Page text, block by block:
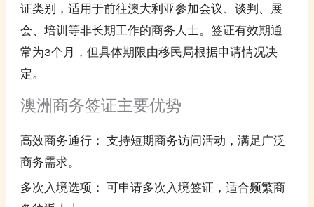
证类别，适用于前往澳大利亚参加会议、谈判、展
会、培训等非长期工作的商务人士。签证有效期通
常为3个月，但具体期限由移民局根据申请情况决
定。
澳洲商务签证主要优势
高效商务通行： 支持短期商务访问活动，满足广泛
商务需求。
多次入境选项： 可申请多次入境签证，适合频繁商